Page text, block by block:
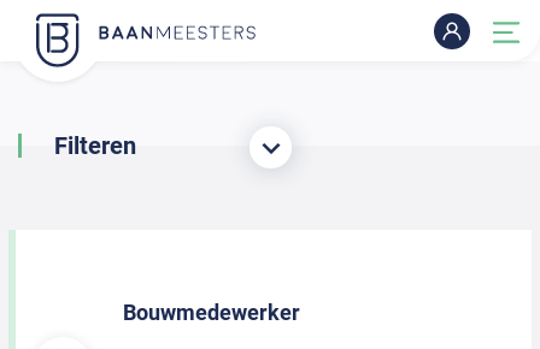
Filteren
Bouwmedewerker